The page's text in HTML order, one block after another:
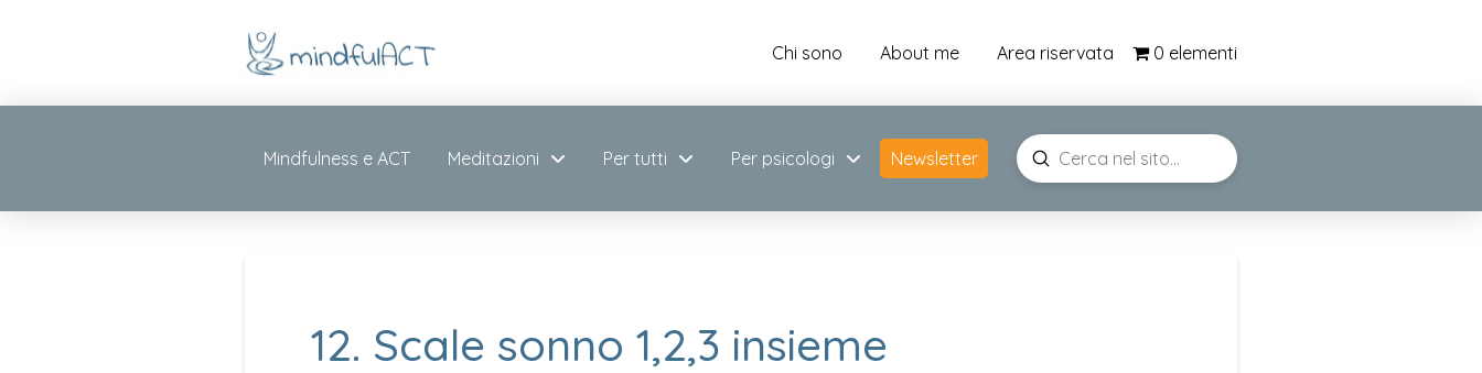
Chi sono About me Area riservata 0 elementi
Mindfulness e ACT Meditazioni Per tutti Per psicologi Newsletter
Search
Submit
12. Scale sonno 1,2,3 insieme